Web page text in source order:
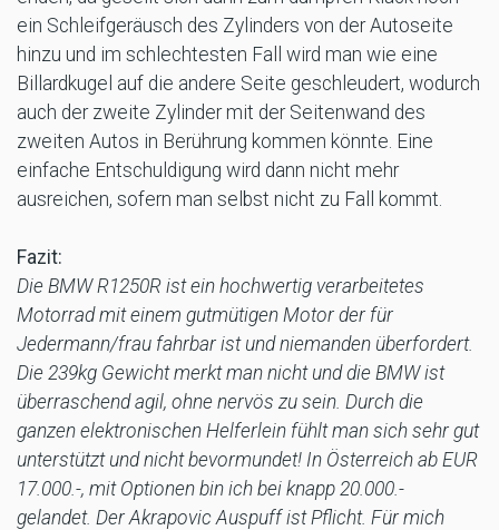
ein Schleifgeräusch des Zylinders von der Autoseite
hinzu und im schlechtesten Fall wird man wie eine
Billardkugel auf die andere Seite geschleudert, wodurch
auch der zweite Zylinder mit der Seitenwand des
zweiten Autos in Berührung kommen könnte. Eine
einfache Entschuldigung wird dann nicht mehr
ausreichen, sofern man selbst nicht zu Fall kommt.
Fazit:
Die BMW R1250R ist ein hochwertig verarbeitetes
Motorrad mit einem gutmütigen Motor der für
Jedermann/frau fahrbar ist und niemanden überfordert.
Die 239kg Gewicht merkt man nicht und die BMW ist
überraschend agil, ohne nervös zu sein. Durch die
ganzen elektronischen Helferlein fühlt man sich sehr gut
unterstützt und nicht bevormundet! In Österreich ab EUR
17.000.-, mit Optionen bin ich bei knapp 20.000.-
gelandet. Der Akrapovic Auspuff ist Pflicht. Für mich